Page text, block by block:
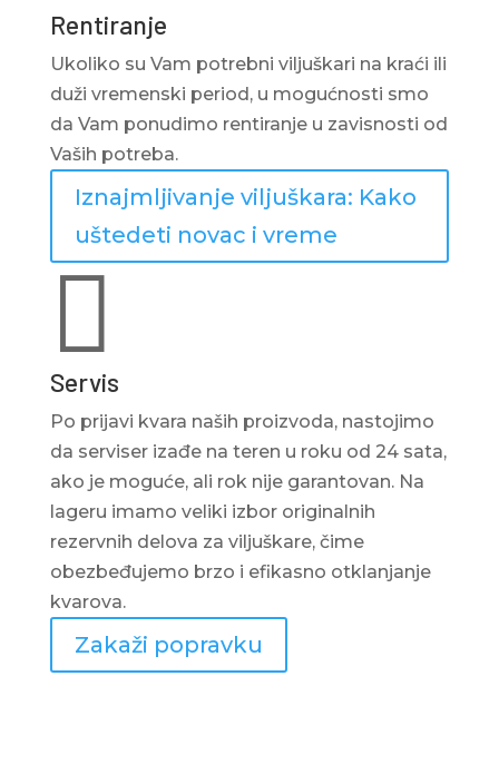
Rentiranje
Ukoliko su Vam potrebni viljuškari na kraći ili
duži vremenski period, u mogućnosti smo
da Vam ponudimo rentiranje u zavisnosti od
Vaših potreba.
Iznajmljivanje viljuškara: Kako
uštedeti novac i vreme

Servis
Po prijavi kvara naših proizvoda, nastojimo
da serviser izađe na teren u roku od 24 sata,
ako je moguće, ali rok nije garantovan. Na
lageru imamo veliki izbor originalnih
rezervnih delova za viljuškare, čime
obezbeđujemo brzo i efikasno otklanjanje
kvarova.
Zakaži popravku